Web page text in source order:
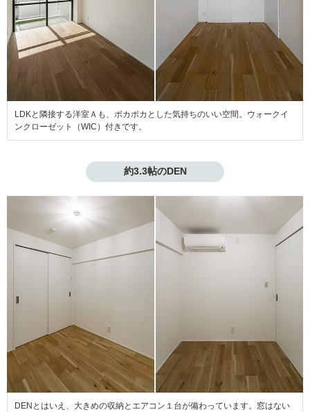
LDKと隣接する洋室Ａも、ポカポカとした気持ちのいい空間。ウォークイ
ンクローゼット（WIC）付きです。
約3.3帖のDEN
DENとはいえ、大きめの収納とエアコン１台が備わっています。窓はない